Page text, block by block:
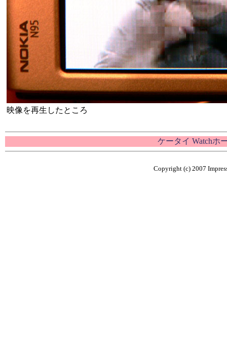
映像を再生したところ
ケータイ Watchホ
Copyright (c) 2007